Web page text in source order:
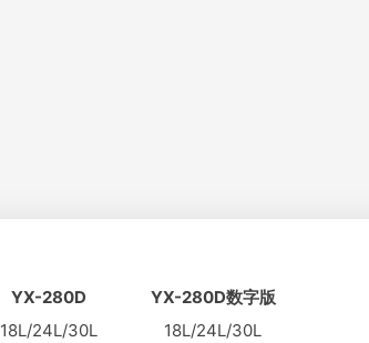
YX-280D
YX-280D数字版
18L/24L/30L
18L/24L/30L